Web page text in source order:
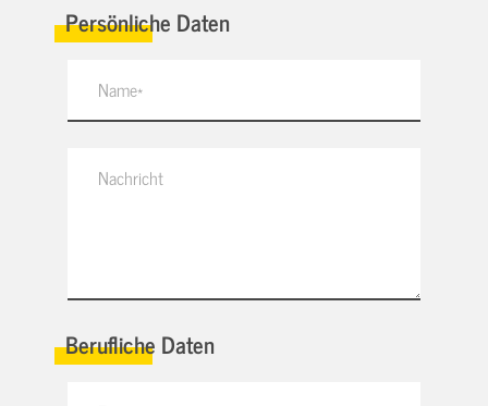
Persönliche Daten
Berufliche Daten